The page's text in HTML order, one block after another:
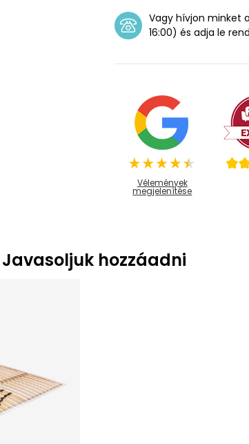
Vagy hívjon minket
16:00) és adja le
Vélemények
megjelenítése
Javasoljuk hozzáadni